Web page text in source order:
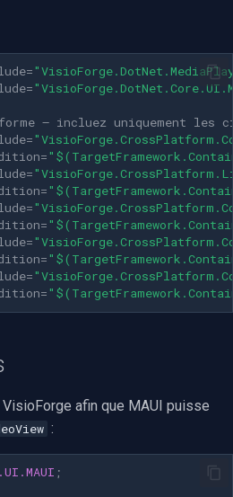
— incluez uniquement les
afin que MAUI puisse
:
;